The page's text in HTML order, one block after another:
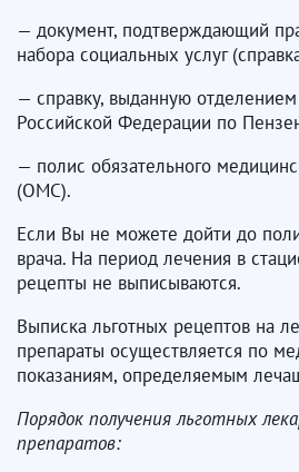
— документ, подтверждающий
набора социальных услуг
— справку, выданную
Российской Федерации по
— полис обязательного
(ОМС).
Если Вы не можете дойти до
врача. На период лечения в
рецепты не выписываются.
Выписка льготных рецептов на
препараты осуществляется по
показаниям, определяемым
Порядок получения льготных
препаратов: